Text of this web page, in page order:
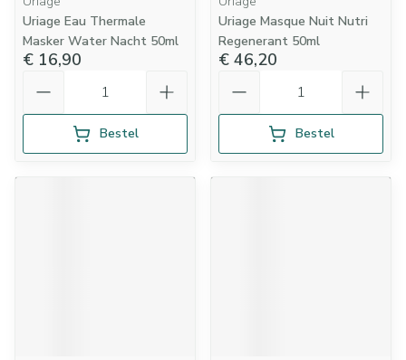
Uriage Eau Thermale
Masker Water Nacht 50ml
€ 16,90
Bestel
Uriage Masque Nuit Nutri
Regenerant 50ml
€ 46,20
Bestel